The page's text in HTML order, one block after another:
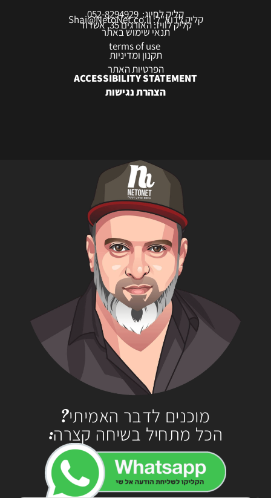
קליק לחיוג: 052-8294929
קליק לדוא"ל: Shai@NetoNet.co.il
קליק לוויז: האורגים 35, אשדוד
תנאי שימוש באתר
תקנון ומדיניות
הפרטיות האתר
ACCESSIBILITY STATEMENT
הצהרת נגישות
מוכנים לדבר האמיתי?
הכל מתחיל בשיחה קצרה: